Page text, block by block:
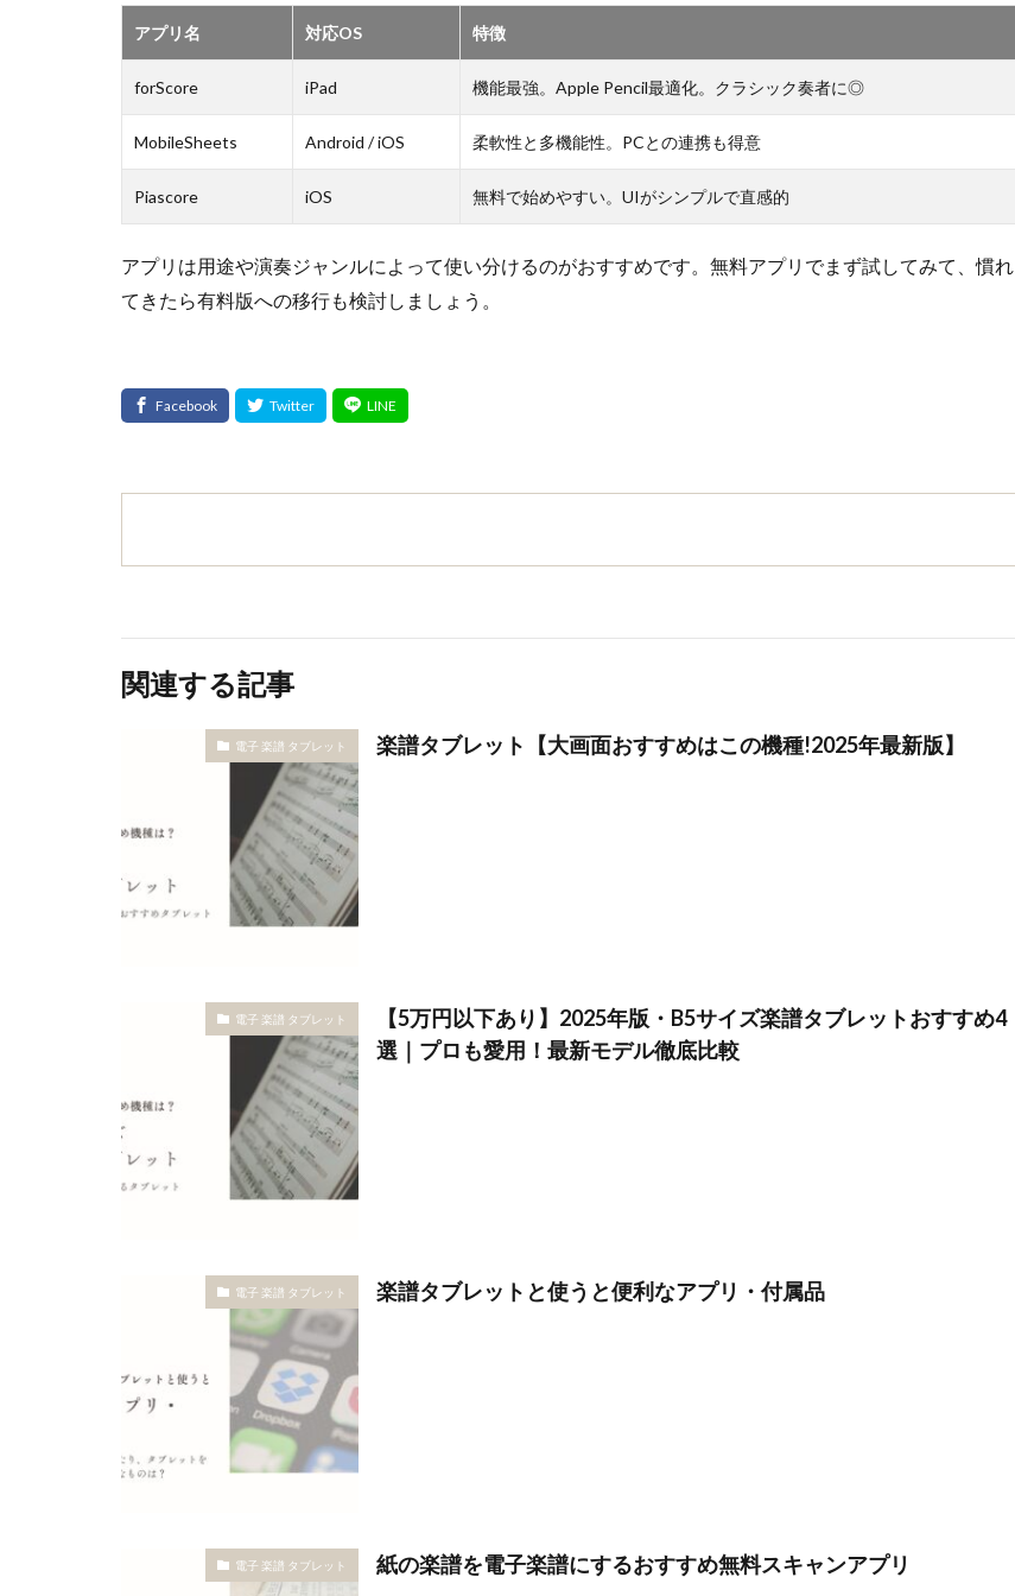
アプリ名 対応OS 特徴
forScore iPad 機能最強。Apple Pencil最適化。クラシック奏者に◎
MobileSheets Android / iOS 柔軟性と多機能性。PCとの連携も得意
Piascore iOS 無料で始めやすい。UIがシンプルで直感的
アプリは用途や演奏ジャンルによって使い分けるのがおすすめです。無料アプリでまず試してみて、慣れ
てきたら有料版への移行も検討しましょう。
関連する記事
電子 楽譜 タブレット 楽譜タブレット【大画面おすすめはこの機種!2025年最新版】
電子 楽譜 タブレット
【5万円以下あり】2025年版・B5サイズ楽譜タブレットおすすめ4
選｜プロも愛用！最新モデル徹底比較
電子 楽譜 タブレット 楽譜タブレットと使うと便利なアプリ・付属品
電子 楽譜 タブレット 紙の楽譜を電子楽譜にするおすすめ無料スキャンアプリ